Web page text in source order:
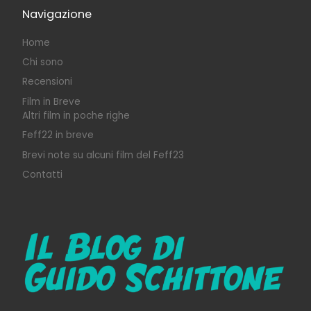
Navigazione
Home
Chi sono
Recensioni
Film in Breve
Altri film in poche righe
Feff22 in breve
Brevi note su alcuni film del Feff23
Contatti